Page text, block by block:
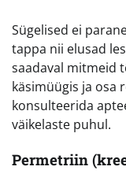
Sügelised ei
tappa nii elusad
saadaval mitmeid
käsimüügis ja osa
konsulteerida
väikelaste puhul.
Permetriin